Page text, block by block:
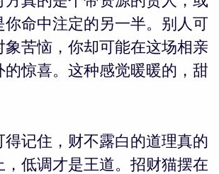
你命中注定的另一半。别人可
象苦恼，你却可能在这场相亲
的惊喜。这种感觉暖暖的，甜
得记住，财不露白的道理真的
，低调才是王道。招财猫摆在